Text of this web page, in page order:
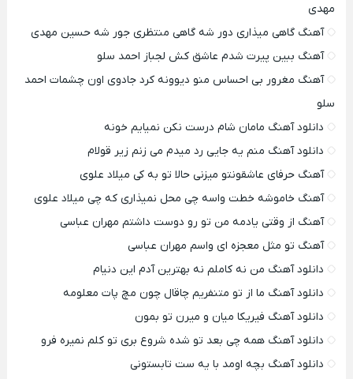
مهدی
آهنگ گاهی میذاری دور شه گاهی منتظری جور شه حسین مهدی
آهنگ ببین پیرت شدم عاشق کش لجباز احمد سلو
آهنگ مغرور بی احساس منو دیوونه کرد جادوی اون چشمات احمد
سلو
دانلود آهنگ مامان شام درست نکن نمیایم خونه
دانلود آهنگ منم یه جایی رد میدم می زنم زیر قولام
آهنگ حرفای عاشقونتو میزنی حالا تو به کی میلاد علوی
آهنگ خاموشه خطت واسه چی محل نمیذاری که چی میلاد علوی
آهنگ از وقتی یادمه من تو رو دوست داشتم مهران عباسی
آهنگ تو مثل معجزه ای واسم مهران عباسی
دانلود آهنگ من نه کاملم نه بهترین آدم این دنیام
دانلود آهنگ ما از تو متنفریم چاقال چون مچ پات معلومه
دانلود آهنگ فیریکا میان و میرن تو بمون
دانلود آهنگ همه چی بعد تو شده شروع بری تو کلم نمیره فرو
دانلود آهنگ بچه اومد با یه ست تابستونی